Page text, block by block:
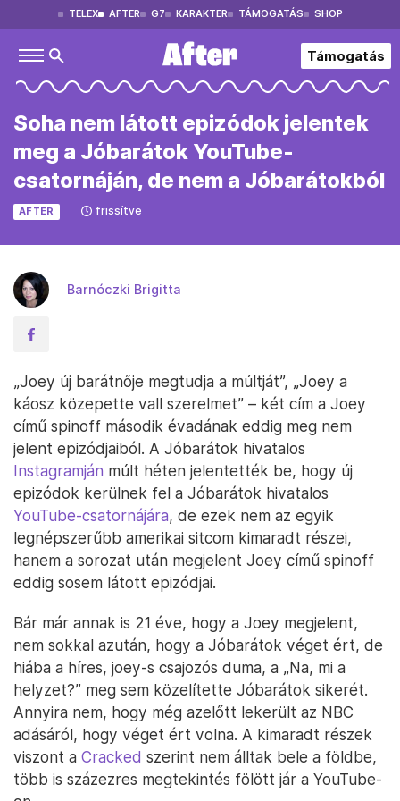
TELEX AFTER G7 KARAKTER TÁMOGATÁS SHOP
Támogatás
Soha nem látott epizódok jelentek
meg a Jóbarátok YouTube-
csatornáján, de nem a Jóbarátokból
AFTER frissítve
Barnóczki Brigitta
„Joey új barátnője megtudja a múltját”, „Joey a
káosz közepette vall szerelmet” – két cím a Joey
című spinoff második évadának eddig meg nem
jelent epizódjaiból. A Jóbarátok hivatalos
Instagramján múlt héten jelentették be, hogy új
epizódok kerülnek fel a Jóbarátok hivatalos
YouTube-csatornájára, de ezek nem az egyik
legnépszerűbb amerikai sitcom kimaradt részei,
hanem a sorozat után megjelent Joey című spinoff
eddig sosem látott epizódjai.
Bár már annak is 21 éve, hogy a Joey megjelent,
nem sokkal azután, hogy a Jóbarátok véget ért, de
hiába a híres, joey-s csajozós duma, a „Na, mi a
helyzet?” meg sem közelítette Jóbarátok sikerét.
Annyira nem, hogy még azelőtt lekerült az NBC
adásáról, hogy véget ért volna. A kimaradt részek
viszont a Cracked szerint nem álltak bele a földbe,
több is százezres megtekintés fölött jár a YouTube-